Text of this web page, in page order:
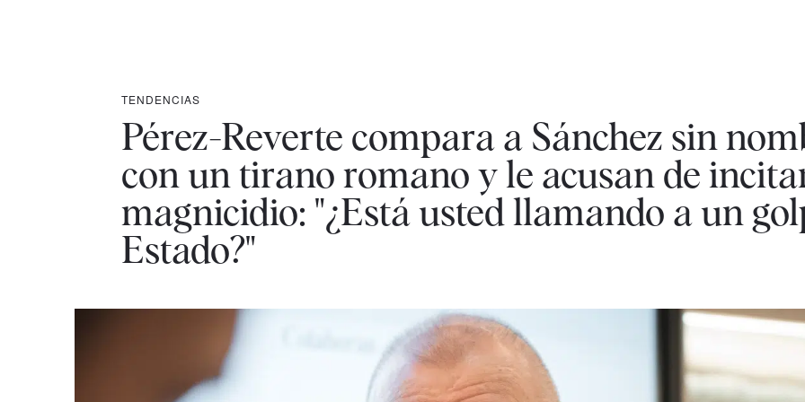
TENDENCIAS
Pérez-Reverte compara a Sánchez sin
con un tirano romano y le acusan de
magnicidio: "¿Está usted llamando a un
Estado?"